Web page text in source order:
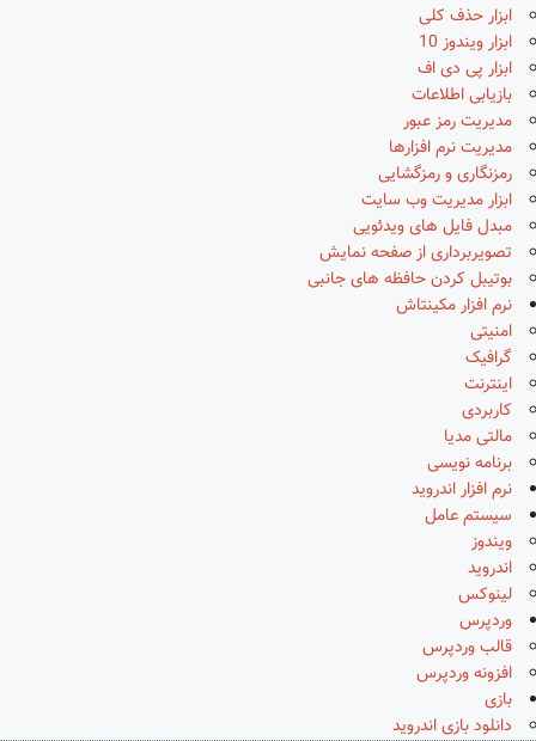
ابزار حذف کلی
ابزار ویندوز 10
ابزار پی دی اف
بازیابی اطلاعات
مدیریت رمز عبور
مدیریت نرم افزارها
رمزنگاری و رمزگشایی
ابزار مدیریت وب سایت
مبدل فایل های ویدئویی
تصویربرداری از صفحه نمایش
بوتیبل کردن حافظه های جانبی
نرم افزار مکینتاش
امنیتی
گرافیک
اینترنت
کاربردی
مالتی مدیا
برنامه نویسی
نرم افزار اندروید
سیستم عامل
ویندوز
اندروید
لینوکس
وردپرس
قالب وردپرس
افزونه وردپرس
بازی
دانلود بازی اندروید